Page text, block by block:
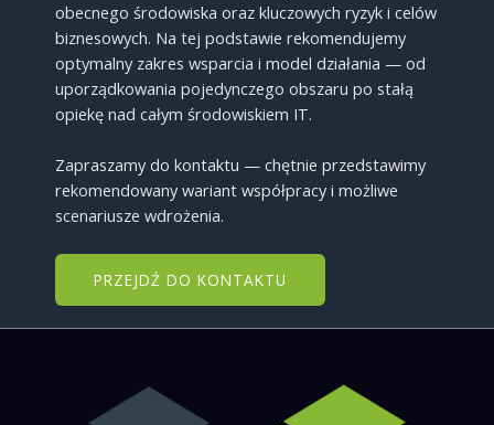
obecnego środowiska oraz kluczowych ryzyk i celów
biznesowych. Na tej podstawie rekomendujemy
optymalny zakres wsparcia i model działania — od
uporządkowania pojedynczego obszaru po stałą
opiekę nad całym środowiskiem IT.
Zapraszamy do kontaktu — chętnie przedstawimy
rekomendowany wariant współpracy i możliwe
scenariusze wdrożenia.
PRZEJDŹ DO KONTAKTU